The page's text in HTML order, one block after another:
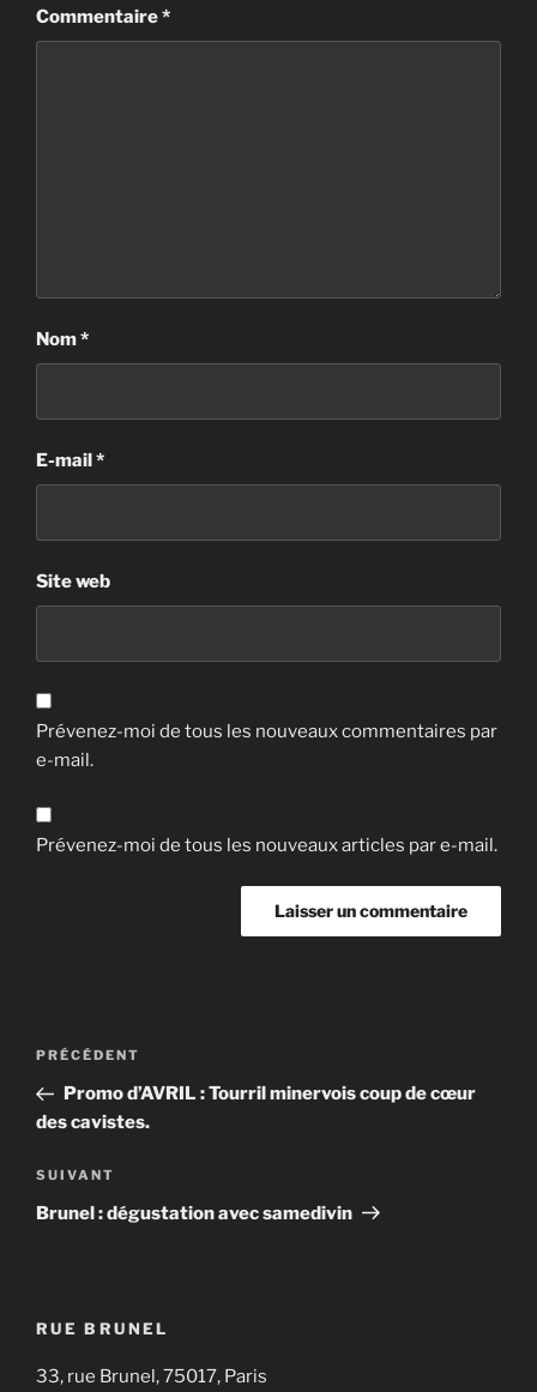
Commentaire*
Nom*
E-mail*
Site web
Prévenez-moi de tous les nouveaux commentaires par
e-mail.
Prévenez-moi de tous les nouveaux articles par e-mail.
Navigation
l’article
Article
précédent
PRÉCÉDENT
Promo d’AVRIL : Tourril minervois coup de cœur
des cavistes.
Article
suivant
SUIVANT
Brunel : dégustation avec samedivin
RUE BRUNEL
33, rue Brunel, 75017, Paris